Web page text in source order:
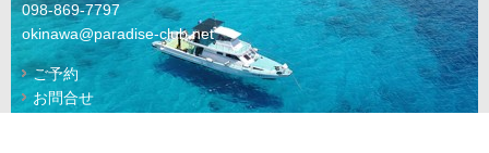
098-869-7797
okinawa@paradise-club.net
ご予約
お問合せ